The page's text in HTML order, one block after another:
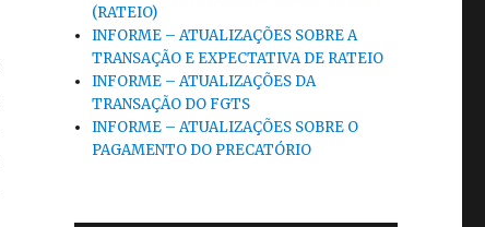
(RATEIO)
INFORME – ATUALIZAÇÕES SOBRE A
TRANSAÇÃO E EXPECTATIVA DE RATEIO
INFORME – ATUALIZAÇÕES DA
TRANSAÇÃO DO FGTS
INFORME – ATUALIZAÇÕES SOBRE O
PAGAMENTO DO PRECATÓRIO